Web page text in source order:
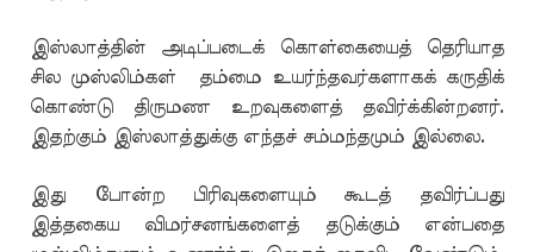
இஸ்லாத்தின் அடிப்படைக் கொள்கையைத் தெரியாத
சில முஸ்லிம்கள் தம்மை உயர்ந்தவர்களாகக் கருதிக்
கொண்டு திருமண உறவுகளைத் தவிர்க்கின்றனர்.
இதற்கும் இஸ்லாத்துக்கு எந்தச் சம்மந்தமும் இல்லை.
இது போன்ற பிரிவுகளையும் கூடத் தவிர்ப்பது
இத்தகைய விமர்சனங்களைத் தடுக்கும் என்பதை